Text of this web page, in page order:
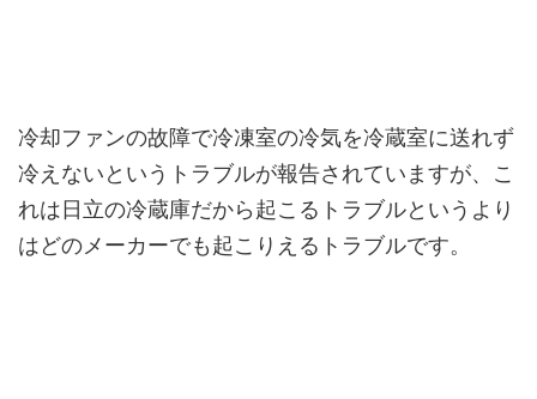
冷却ファンの故障で冷凍室の冷気を冷蔵室に送れず
冷えないというトラブルが報告されていますが、こ
れは日立の冷蔵庫だから起こるトラブルというより
はどのメーカーでも起こりえるトラブルです。